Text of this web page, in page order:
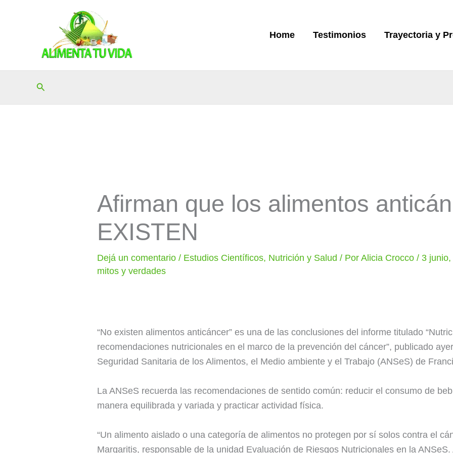
Home Testimonios Trayectoria y
Buscar
Afirman que los alimentos
EXISTEN
Dejá un comentario / Estudios Científicos, Nutrición y Salud / PorAlicia Crocco/ 3
mitos y verdades
“No existen alimentos anticáncer” es una de las conclusiones del informe titulado
recomendaciones nutricionales en el marco de la prevención del cáncer”, publicado
Seguridad Sanitaria de los Alimentos, el Medio ambiente y el Trabajo (ANSeS) de
La ANSeS recuerda las recomendaciones de sentido común: reducir el consumo de
manera equilibrada y variada y practicar actividad física.
“Un alimento aislado o una categoría de alimentos no protegen por sí solos contra el
Margaritis, responsable de la unidad Evaluación de Riesgos Nutricionales en la